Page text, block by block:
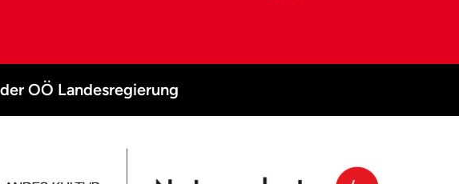
OÖ Landesregierung